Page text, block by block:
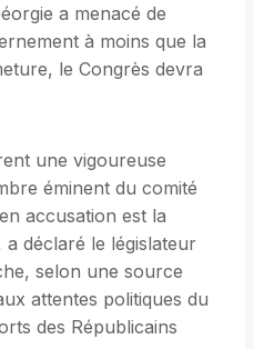
a menacé de
à moins que la
le Congrès devra
une vigoureuse
éminent du comité
accusation est la
a déclaré le législateur
selon une source
attentes politiques du
des Républicains